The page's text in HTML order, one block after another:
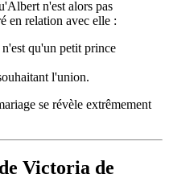
n'est alors pas
en relation avec elle :
qu'un petit prince
l'union.
se révèle extrêmement
Victoria de